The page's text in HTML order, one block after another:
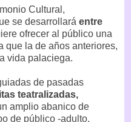
Cultural,
se desarrollará entre
ofrecer al público una
que la de años anteriores,
vida palaciega.
de pasadas
teatralizadas,
amplio abanico de
de público -adulto,